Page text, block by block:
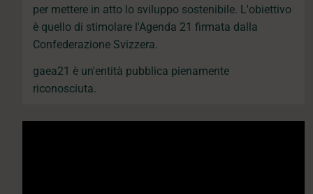
per mettere in atto lo sviluppo sostenibile. L'obiettivo
è quello di stimolare l'Agenda 21 firmata dalla
Confederazione Svizzera.
gaea21 è un'entità pubblica pienamente
riconosciuta.